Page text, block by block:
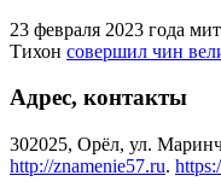
23 февраля 2023 года
Тихон совершил чин
Адрес, контакты
302025, Орёл, ул.
http://znamenie57.ru.